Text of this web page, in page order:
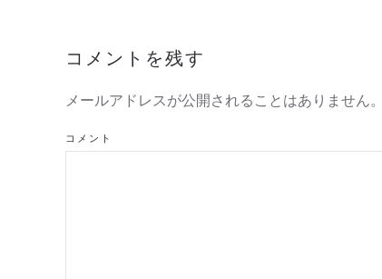
コメントを残す
メールアドレスが公開されることはありません。
コメント